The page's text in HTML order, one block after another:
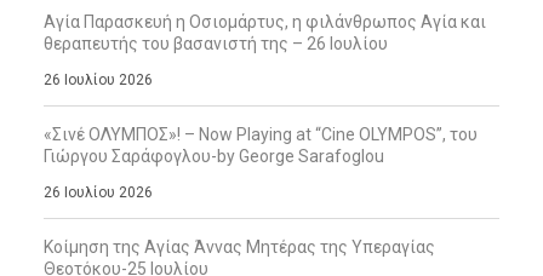
Αγία Παρασκευή η Οσιομάρτυς, η φιλάνθρωπος Αγία και
θεραπευτής του βασανιστή της – 26 Ιουλίου
26 Ιουλίου 2026
«Σινέ ΟΛΥΜΠΟΣ»! – Now Playing at “Cine OLYMPOS”, του
Γιώργου Σαράφογλου-by George Sarafoglou
26 Ιουλίου 2026
Κοίμηση της Αγίας Άννας Μητέρας της Υπεραγίας
Θεοτόκου-25 Ιουλίου